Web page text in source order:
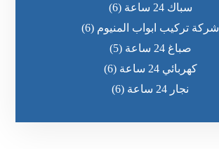
سباك 24 ساعة
(6)
شركة تركيب ابواب المنيوم (6)
صباغ 24 ساعة
(5)
كهربائي 24 ساعة
(6)
نجار 24 ساعة
(6)